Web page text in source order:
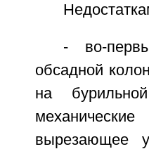
- во-
обсадной
на
вырезающее